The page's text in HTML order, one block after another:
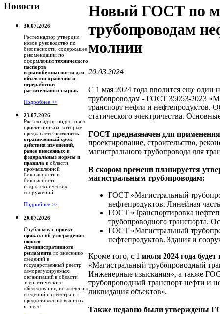
Новости
30.07.2026
Ростехнадзор утвердил
новое руководство по
безопасности, содержащее
рекомендации по
оформлению технического
паспорта
взрывобезопасности для
объектов хранения и
переработки
растительного сырья.
Подробнее >>
23.07.2026
Ростехнадзор подготовил
проект приказа, которым
предлагается отменить
ограниченный срок
действия изменений,
ранее внесенных в
федеральные нормы и
правила в области
промышленной
безопасности и
безопасности
гидротехнических
сооружений.
Подробнее >>
20.07.2026
Опубликован проект
приказа об утверждении
нового
Административного
регламента по внесению
сведений в
государственный реестр
саморегулируемых
организаций в области
энергетического
обследования, исключению
сведений из реестра и
предоставлению выписок
из него.
Новый ГОСТ по
трубопроводам
молнии
20.03.2024
С 1 мая 2024 года вводится еще один
трубопроводам - ГОСТ 35053-2023
транспорт нефти и нефтепродуктов.
статического электричества.
ГОСТ предназначен для применения
проектирование, строительство,
магистрального трубопровода для
В скором времени планируется
магистральным трубопроводам:
ГОСТ «Магистральный
нефтепродуктов. Линейная
ГОСТ «Транспортировка
трубопроводного транспорта.
ГОСТ «Магистральный
нефтепродуктов. Здания и
Кроме того, с 1 июля 2024 года
«Магистральный трубопроводный
Инженерные изыскания», а также
трубопроводный транспорт нефти и
ликвидация объектов».
Также недавно были утверждены